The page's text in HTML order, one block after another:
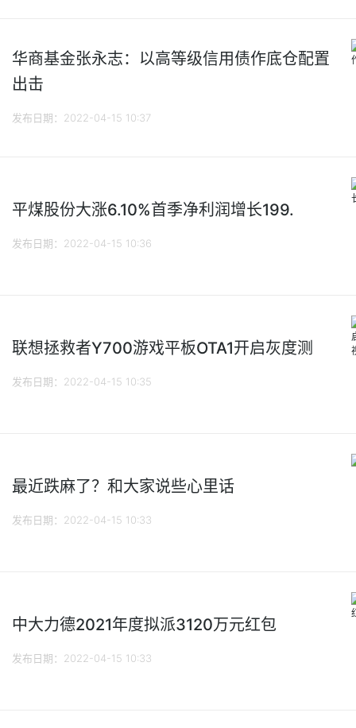
华商基金张永志：以高等级信用债作底仓配置
出击
发布日期：2022-04-15 10:37
平煤股份大涨6.10%首季净利润增长199.
发布日期：2022-04-15 10:36
联想拯救者Y700游戏平板OTA1开启灰度测
发布日期：2022-04-15 10:35
最近跌麻了？和大家说些心里话
发布日期：2022-04-15 10:33
中大力德2021年度拟派3120万元红包
发布日期：2022-04-15 10:33